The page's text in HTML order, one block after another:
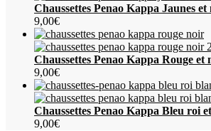
Chaussettes Penao Kappa Jaunes et
9,00€
Chaussettes Penao Kappa Rouge et
9,00€
Chaussettes Penao Kappa Bleu roi
9,00€